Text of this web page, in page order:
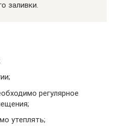
заливки.
регулярное
утеплять;